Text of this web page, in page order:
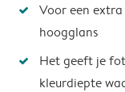
Voor een
hoogglans
Het geeft je
kleurdiepte